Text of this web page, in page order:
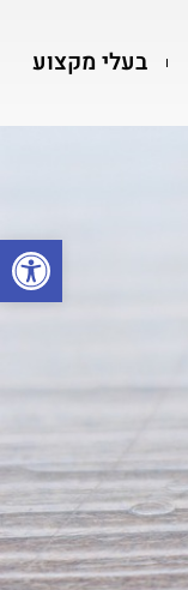
פתח
בעלי מקצוע